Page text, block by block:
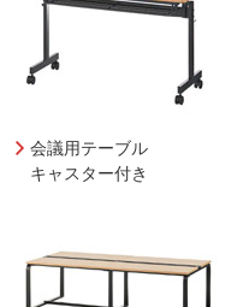
会議用テーブル
キャスター付き